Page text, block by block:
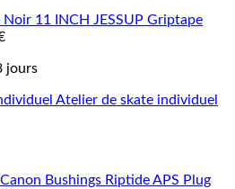
JESSUP Griptape
jours
Atelier de skate individuel
Riptide APS Plug